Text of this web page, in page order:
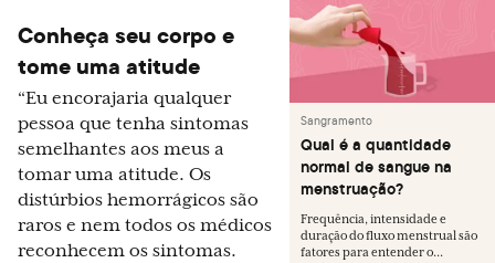
Sangramento
Qual é a quantidade
normal de sangue na
menstruação?
Frequência, intensidade e
duração do fluxo menstrual são
fatores para entender o...
Conheça seu corpo e
tome uma atitude
“Eu encorajaria qualquer
pessoa que tenha sintomas
semelhantes aos meus a
tomar uma atitude. Os
distúrbios hemorrágicos são
raros e nem todos os médicos
reconhecem os sintomas.